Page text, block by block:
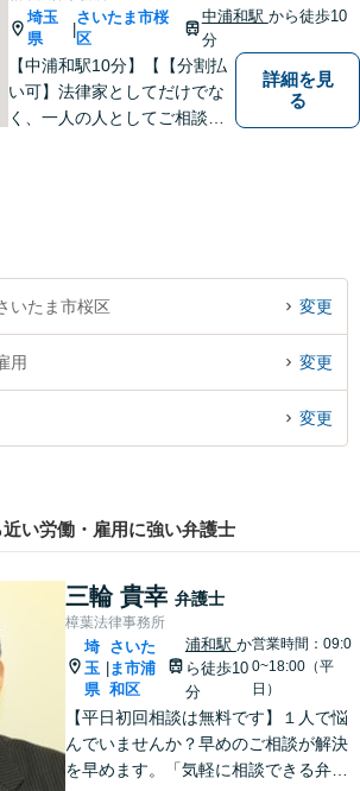
埼玉
県
|
さいたま市桜
区
中浦和駅 から徒歩10
分
【中浦和駅10分】【【分割払
い可】法律家としてだけでな
く、一人の人としてご相談者
相談ください。
詳細を見
る
いたま市桜区 変更
用 変更
変更
い労働・雇用に強い弁護士
三輪 貴幸 弁護士
樟葉法律事務所
埼
玉
県
さいた
ま市浦
和区
浦和駅 か
ら徒歩10
分
営業時間：09:0
0~18:00（平
日）
【平日初回相談は無料です】１人で悩
んでいませんか？早めのご相談が解決
を早めます。「気軽に相談できる弁護